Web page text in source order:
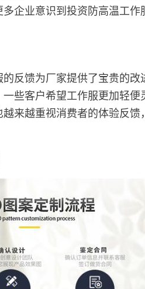
企业意识到投资防高温工
反馈为厂家提供了宝贵的
些客户希望工作服更加轻
来越重视消费者的体验反